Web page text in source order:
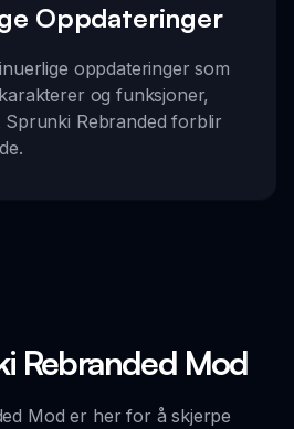
Oppdateringer
oppdateringer som
og funksjoner,
Rebranded forblir
Rebranded Mod
Mod er her for å skjerpe